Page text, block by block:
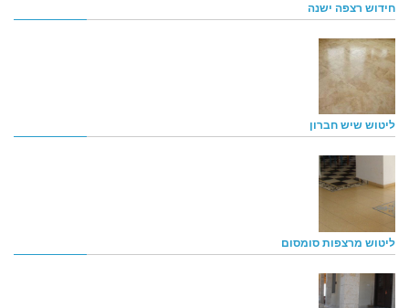
חידוש רצפה ישנה
ליטוש שיש חברון
ליטוש מרצפות סומסום